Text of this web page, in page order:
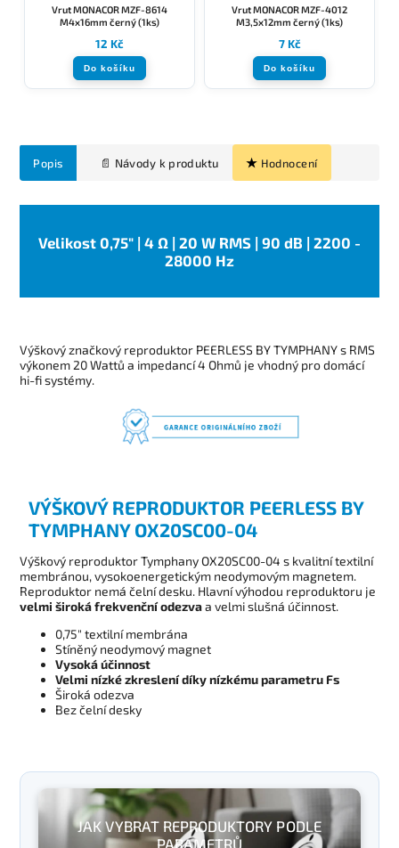
Vrut MONACOR MZF-8614
M4x16mm černý (1ks)
12 Kč
Do košíku
Vrut MONACOR MZF-4012
M3,5x12mm černý (1ks)
7 Kč
Do košíku
Popis Hodnocení
Velikost 0,75" | 4 Ω | 20 W RMS | 90 dB | 2200 -
28000 Hz
Výškový značkový reproduktor PEERLESS BY TYMPHANY s RMS
výkonem 20 Wattů a impedancí 4 Ohmů je vhodný pro domácí
hi-fi systémy.
VÝŠKOVÝ REPRODUKTOR PEERLESS BY
TYMPHANY OX20SC00-04
Výškový reproduktor Tymphany OX20SC00-04 s kvalitní textilní
membránou, vysokoenergetickým neodymovým magnetem.
Reproduktor nemá čelní desku. Hlavní výhodou reproduktoru je
velmi široká frekvenční odezvaa velmi slušná účinnost.
0,75" textilní membrána
Stíněný neodymový magnet
Vysoká účinnost
Velmi nízké zkreslení díky nízkému parametru Fs
Široká odezva
Bez čelní desky
JAK VYBRAT REPRODUKTORY PODLE
PARAMETRŮ